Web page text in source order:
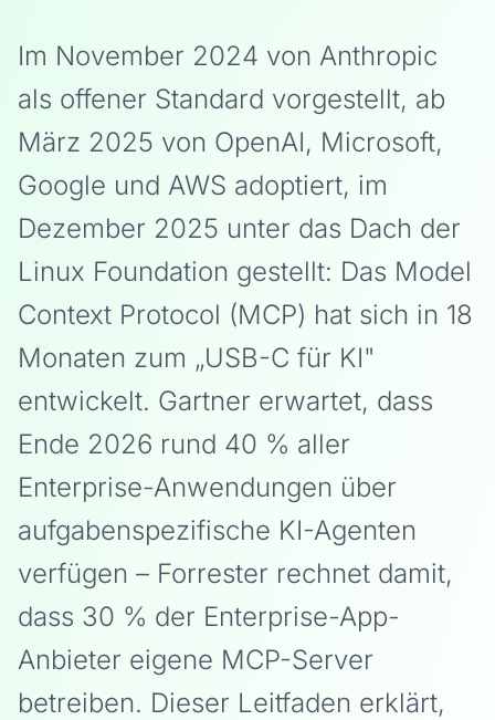
Im November 2024 von Anthropic
als offener Standard vorgestellt, ab
März 2025 von OpenAI, Microsoft,
Google und AWS adoptiert, im
Dezember 2025 unter das Dach der
Linux Foundation gestellt: Das Model
Context Protocol (MCP) hat sich in 18
Monaten zum „USB-C für KI"
entwickelt. Gartner erwartet, dass
Ende 2026 rund 40 % aller
Enterprise-Anwendungen über
aufgabenspezifische KI-Agenten
verfügen – Forrester rechnet damit,
dass 30 % der Enterprise-App-
Anbieter eigene MCP-Server
betreiben. Dieser Leitfaden erklärt,